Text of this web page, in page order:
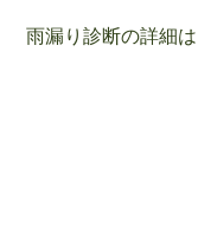
雨漏り診断の詳細は